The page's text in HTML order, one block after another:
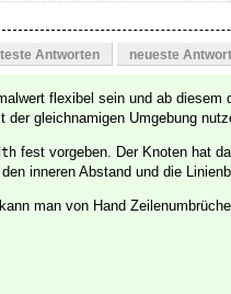
Antworten neueste
flexibel sein und ab diesem
der gleichnamigen Umgebung
fest vorgeben. Der Knoten hat
inneren Abstand und die
man von Hand